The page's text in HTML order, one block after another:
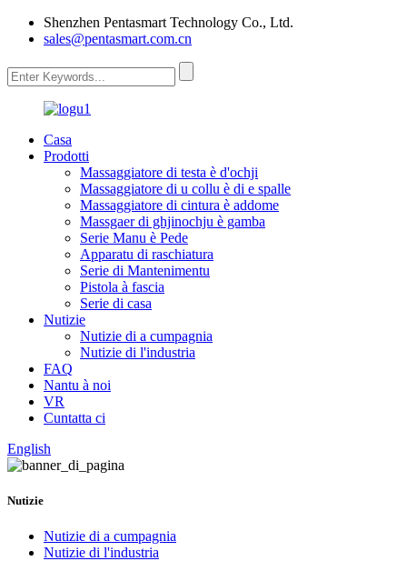
Shenzhen Pentasmart Technology Co., Ltd.
sales@pentasmart.com.cn
Casa
Prodotti
Massaggiatore di testa è d'ochji
Massaggiatore di u collu è di e spalle
Massaggiatore di cintura è addome
Massgaer di ghjinochju è gamba
Serie Manu è Pede
Apparatu di raschiatura
Serie di Mantenimentu
Pistola à fascia
Serie di casa
Nutizie
Nutizie di a cumpagnia
Nutizie di l'industria
FAQ
Nantu à noi
VR
Cuntatta ci
English
Nutizie
Nutizie di a cumpagnia
Nutizie di l'industria